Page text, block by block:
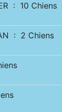
: 10 Chiens
: 2 Chiens